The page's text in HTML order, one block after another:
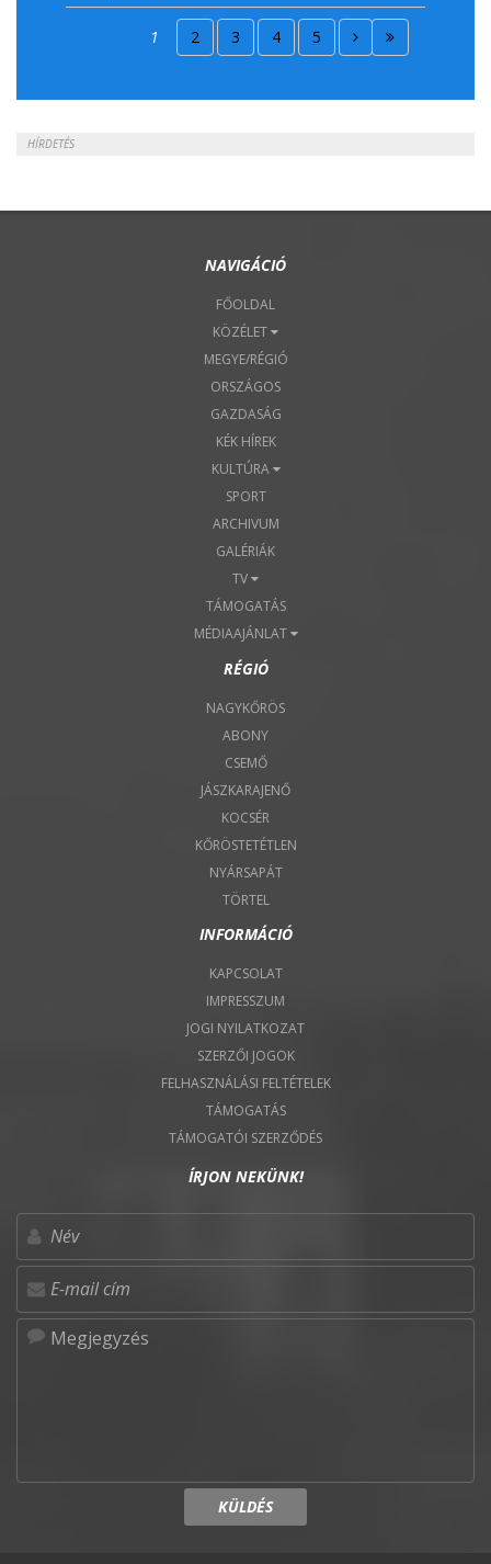
2018. Április 15.
1 2 3 4 5
HÍRDETÉS
NAVIGÁCIÓ
FŐOLDAL
KÖZÉLET
MEGYE/RÉGIÓ
ORSZÁGOS
GAZDASÁG
KÉK HÍREK
KULTÚRA
SPORT
ARCHIVUM
GALÉRIÁK
TV
TÁMOGATÁS
MÉDIAAJÁNLAT
RÉGIÓ
NAGYKŐRÖS
ABONY
CSEMŐ
JÁSZKARAJENŐ
KOCSÉR
KŐRÖSTETÉTLEN
NYÁRSAPÁT
TÖRTEL
INFORMÁCIÓ
KAPCSOLAT
IMPRESSZUM
JOGI NYILATKOZAT
SZERZŐI JOGOK
FELHASZNÁLÁSI FELTÉTELEK
TÁMOGATÁS
TÁMOGATÓI SZERZŐDÉS
ÍRJON NEKÜNK!
KÜLDÉS